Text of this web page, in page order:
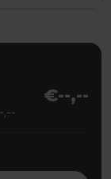
€--,--
,--